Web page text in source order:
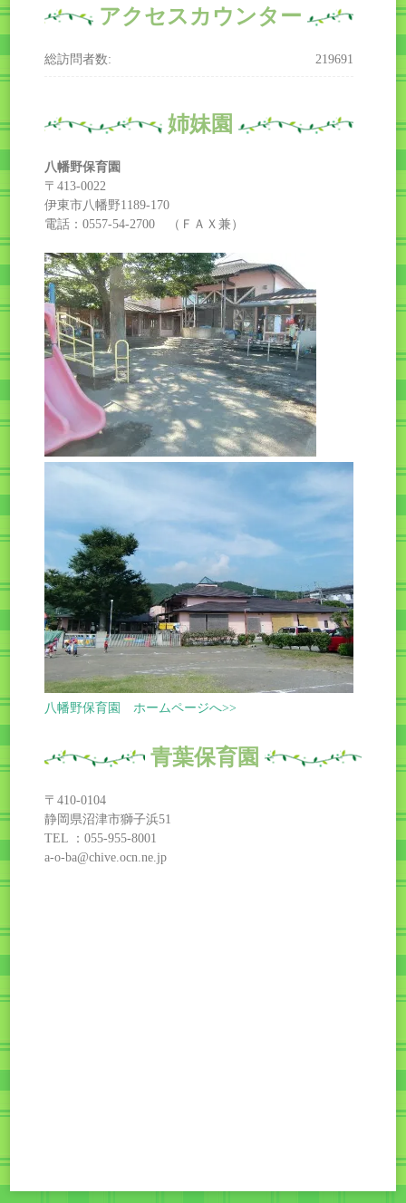
アクセスカウンター
219691
総訪問者数:
姉妹園
八幡野保育園
〒413-0022
伊東市八幡野1189-170
電話：0557-54-2700 （ＦＡＸ兼）
八幡野保育園 ホームページへ>>
青葉保育園
〒410-0104
静岡県沼津市獅子浜51
TEL ：055-955-8001
a-o-ba@chive.ocn.ne.jp